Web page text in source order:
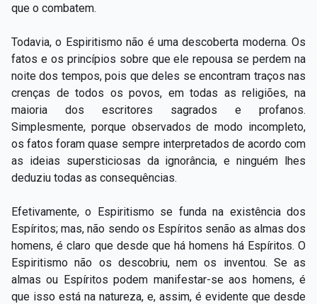
que o combatem.
Todavia, o Espiritismo não é uma descoberta moderna. Os
fatos e os princípios sobre que ele repousa se perdem na
noite dos tempos, pois que deles se encontram traços nas
crenças de todos os povos, em todas as religiões, na
maioria dos escritores sagrados e profanos.
Simplesmente, porque observados de modo incompleto,
os fatos foram quase sempre interpretados de acordo com
as ideias supersticiosas da ignorância, e ninguém lhes
deduziu todas as consequências.
Efetivamente, o Espiritismo se funda na existência dos
Espíritos; mas, não sendo os Espíritos senão as almas dos
homens, é claro que desde que há homens há Espíritos. O
Espiritismo não os descobriu, nem os inventou. Se as
almas ou Espíritos podem manifestar-se aos homens, é
que isso está na natureza, e, assim, é evidente que desde